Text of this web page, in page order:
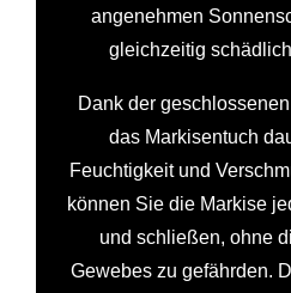
angenehmen
gleichzeitig
Dank der
das Markisentuch
Feuchtigkeit und
können Sie die Markise
und schließen, ohne
Gewebes zu gefährden.